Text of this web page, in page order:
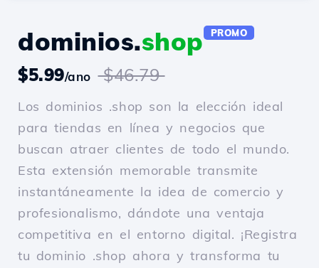
dominios.shop PROMO
$5.99/ano $46.79
Los dominios .shop son la elección ideal
para tiendas en línea y negocios que
buscan atraer clientes de todo el mundo.
Esta extensión memorable transmite
instantáneamente la idea de comercio y
profesionalismo, dándote una ventaja
competitiva en el entorno digital. ¡Registra
tu dominio .shop ahora y transforma tu